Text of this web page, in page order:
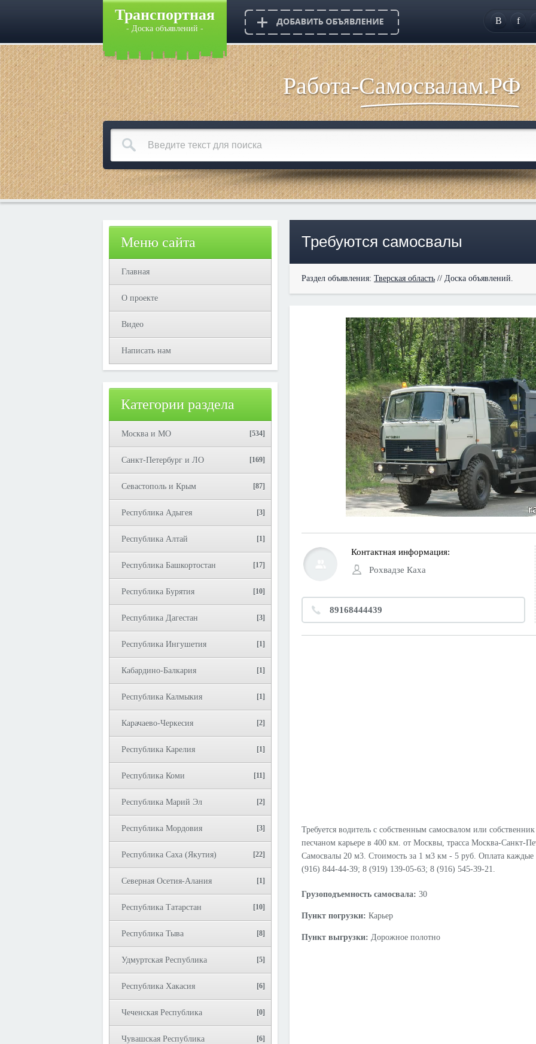
Транспортная
- Доска объявлений -
B f
Работа-Самосвалам.РФ
Меню сайта
Главная
О проекте
Видео
Написать нам
Категории раздела
Москва и МО [534]
Санкт-Петербург и ЛО [169]
Севастополь и Крым [87]
Республика Адыгея [3]
Республика Алтай [1]
Республика Башкортостан [17]
Республика Бурятия [10]
Республика Дагестан [3]
Республика Ингушетия [1]
Кабардино-Балкария [1]
Республика Калмыкия [1]
Карачаево-Черкесия [2]
Республика Карелия [1]
Республика Коми [11]
Республика Марий Эл [2]
Республика Мордовия [3]
Республика Саха (Якутия) [22]
Северная Осетия-Алания [1]
Республика Татарстан [10]
Республика Тыва [8]
Удмуртская Республика [5]
Республика Хакасия [6]
Чеченская Республика [0]
Чувашская Республика [6]
Требуются самосвалы
Раздел объявления: Тверская область // Доска объявлений.
Контактная информация:
Рохвадзе Каха
89168444439
Требуется водитель с собственным самосвалом или
песчаном карьере в 400 км. от Москвы, трасса Москва-Санкт-
Самосвалы 20 м3. Стоимость за 1 м3 км - 5 руб. Оплата
(916) 844-44-39; 8 (919) 139-05-63; 8 (916) 545-39-21.
Грузоподъемность самосвала: 30
Пункт погрузки: Карьер
Пункт выгрузки: Дорожное полотно